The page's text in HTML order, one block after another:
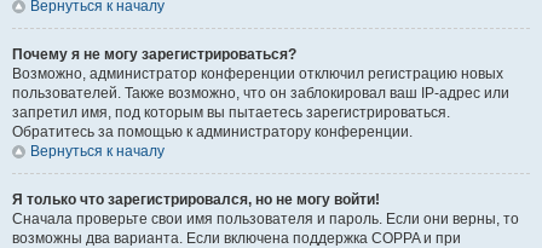
Вернуться к началу
Почему я не могу зарегистрироваться?
Возможно, администратор конференции отключил регистрацию новых
пользователей. Также возможно, что он заблокировал ваш IP-адрес или
запретил имя, под которым вы пытаетесь зарегистрироваться.
Обратитесь за помощью к администратору конференции.
Вернуться к началу
Я только что зарегистрировался, но не могу войти!
Сначала проверьте свои имя пользователя и пароль. Если они верны, то
возможны два варианта. Если включена поддержка COPPA и при